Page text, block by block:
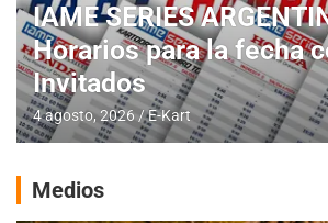
IAME SERIES
Horarios para la fecha
Invitados
4 agosto, 2026 E-Kart
Medios